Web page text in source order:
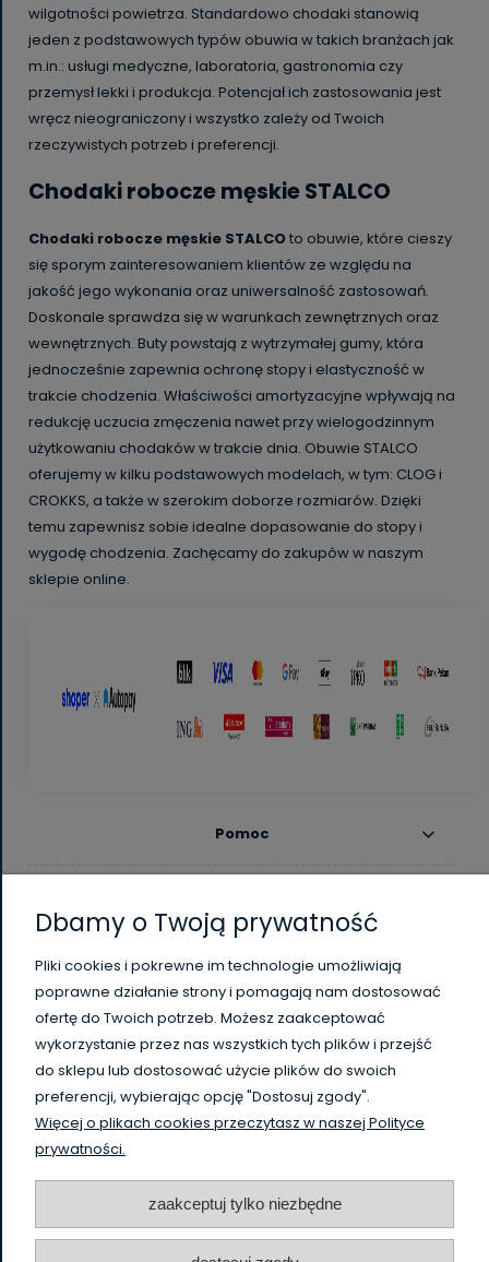
wilgotności powietrza. Standardowo chodaki stanowią
jeden z podstawowych typów obuwia w takich branżach jak
m.in.: usługi medyczne, laboratoria, gastronomia czy
przemysł lekki i produkcja. Potencjał ich zastosowania jest
wręcz nieograniczony i wszystko zależy od Twoich
rzeczywistych potrzeb i preferencji.
Chodaki robocze męskie STALCO
Chodaki robocze męskie STALCOto obuwie, które cieszy
się sporym zainteresowaniem klientów ze względu na
jakość jego wykonania oraz uniwersalność zastosowań.
Doskonale sprawdza się w warunkach zewnętrznych oraz
wewnętrznych. Buty powstają z wytrzymałej gumy, która
jednocześnie zapewnia ochronę stopy i elastyczność w
trakcie chodzenia. Właściwości amortyzacyjne wpływają na
redukcję uczucia zmęczenia nawet przy wielogodzinnym
użytkowaniu chodaków w trakcie dnia. Obuwie STALCO
oferujemy w kilku podstawowych modelach, w tym: CLOG i
CROKKS, a także w szerokim doborze rozmiarów. Dzięki
temu zapewnisz sobie idealne dopasowanie do stopy i
wygodę chodzenia. Zachęcamy do zakupów w naszym
sklepie online.
Pomoc
Informacje
O nas
WysokiSklad.pl jest własnością firmy Vanguard Poland
www.vanguardpoland.com
Dbamy o Twoją prywatność
Pliki cookies i pokrewne im technologie umożliwiają
poprawne działanie strony i pomagają nam dostosować
ofertę do Twoich potrzeb. Możesz zaakceptować
wykorzystanie przez nas wszystkich tych plików i przejść
do sklepu lub dostosować użycie plików do swoich
preferencji, wybierając opcję "Dostosuj zgody".
Więcej o plikach cookies przeczytasz w naszej Polityce
prywatności.
zaakceptuj tylko niezbędne